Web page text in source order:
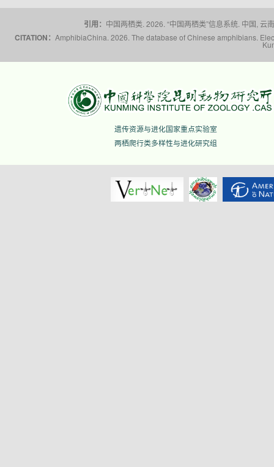
引用： 中国两栖类. 2026. “中国两栖类”信息系统. 中国,
CITATION： AmphibiaChina. 2026. The database of Chinese amphibians.
遗传资源与进化国家重点实验室
两栖爬行类多样性与进化研究组